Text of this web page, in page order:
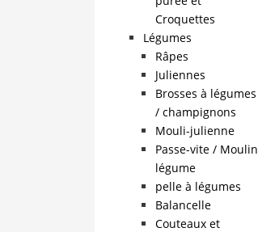
Croquettes
Légumes
Râpes
Juliennes
Brosses à légumes
/ champignons
Mouli-julienne
Passe-vite / Moulin
légume
pelle à légumes
Balancelle
Couteaux et